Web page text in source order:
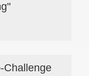
Challenge